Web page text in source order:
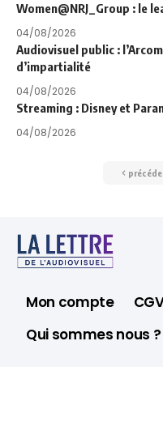
Women@NRJ_Group : le
04/08/2026
Audiovisuel public :
d’impartialité
04/08/2026
Streaming : Disney et
04/08/2026
Mon compte
Qui sommes nous ?